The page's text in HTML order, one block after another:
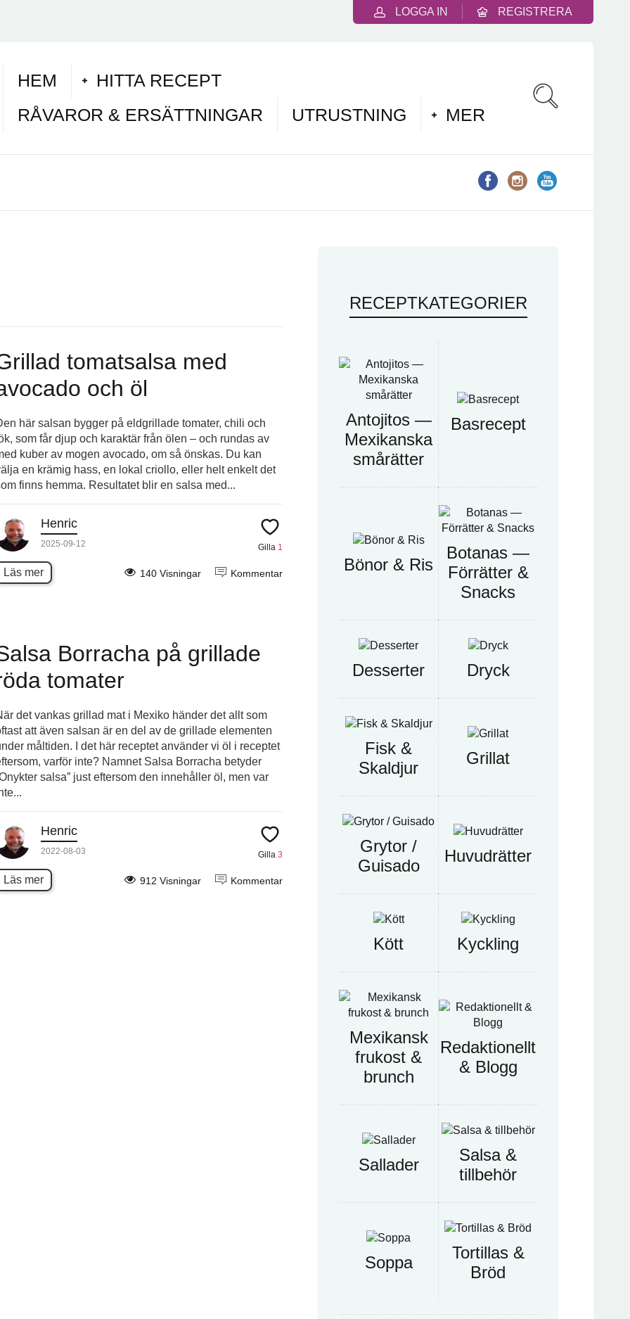
LOGGA IN REGISTRERA
HEM
HITTA RECEPT
RÅVAROR & ERSÄTTNINGAR
UTRUSTNING MER
tomatsalsa med
och öl
här salsan bygger på eldgrillade tomater, chili och
som får djup och karaktär från ölen – och rundas av
kuber av mogen avocado, om så önskas. Du kan
en krämig hass, en lokal criollo, eller helt enkelt det
finns hemma. Resultatet blir en salsa med...
Henric
2025-09-12 Gilla 1
Läs mer Kommentar
140 Visningar
Borracha på grillade
tomater
det vankas grillad mat i Mexiko händer det allt som
att även salsan är en del av de grillade elementen
måltiden. I det här receptet använder vi öl i receptet
varför inte? Namnet Salsa Borracha betyder
salsa” just eftersom den innehåller öl, men var
Henric
2022-08-03 Gilla 3
Läs mer Kommentar
912 Visningar
RECEPTKATEGORIER
Antojitos —
Mexikanska
smårätter
Basrecept
Bönor & Ris
Botanas —
Förrätter &
Snacks
Desserter Dryck
Fisk &
Skaldjur
Grillat
Grytor /
Guisado
Huvudrätter
Kött Kyckling
Mexikansk
frukost &
brunch
Redaktionellt
& Blogg
Sallader
Salsa &
tillbehör
Soppa
Tortillas &
Bröd